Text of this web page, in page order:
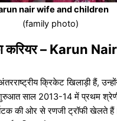
nair wife and children
(family photo)
करियर – Karun
क्रिकेट खिलाड़ी हैं,
साल 2013-14 में प्रथम
की ओर से रणजी ट्रॉफी खेलते